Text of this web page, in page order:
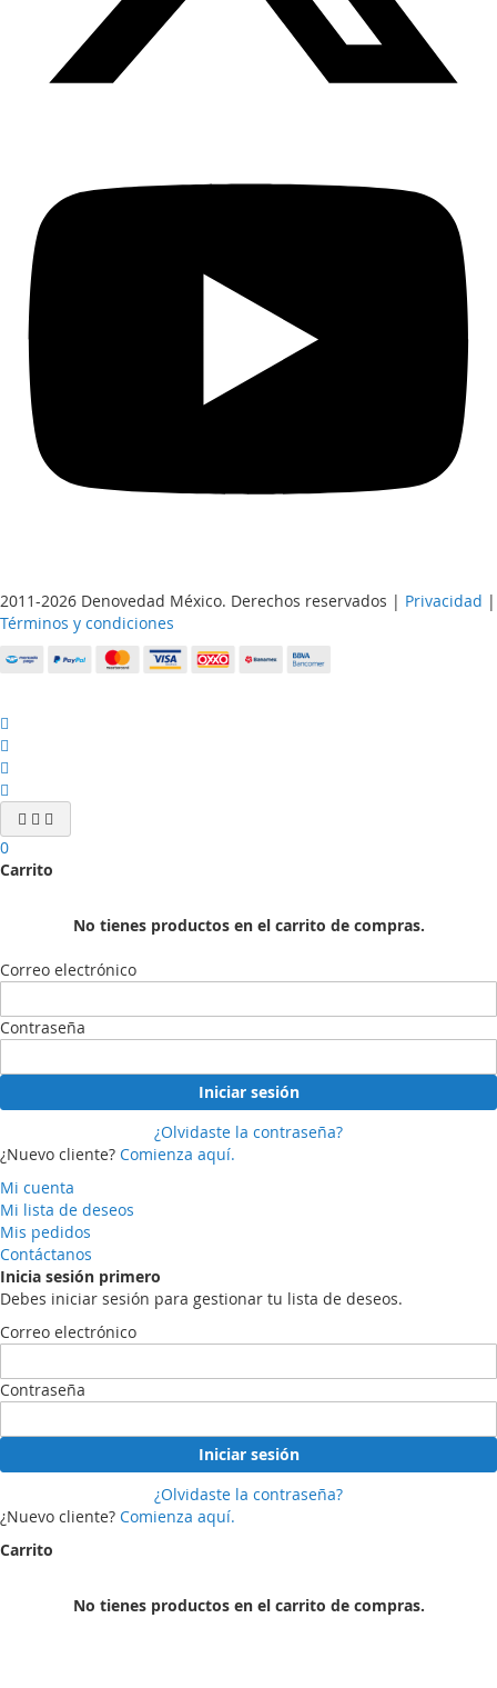
2011-2026 Denovedad México. Derechos reservados | Privacidad |
Términos y condiciones
0
Carrito
No tienes productos en el carrito de compras.
Correo electrónico
Contraseña
Iniciar sesión
¿Olvidaste la contraseña?
¿Nuevo cliente? Comienza aquí.
Mi cuenta
Mi lista de deseos
Mis pedidos
Contáctanos
Inicia sesión primero
Debes iniciar sesión para gestionar tu lista de deseos.
Correo electrónico
Contraseña
Iniciar sesión
¿Olvidaste la contraseña?
¿Nuevo cliente? Comienza aquí.
Carrito
No tienes productos en el carrito de compras.